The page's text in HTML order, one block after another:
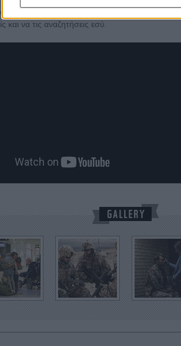
εντυπωσιάσει, να προσφέρει ηθική
και να τις αναζητήσεις εσύ.